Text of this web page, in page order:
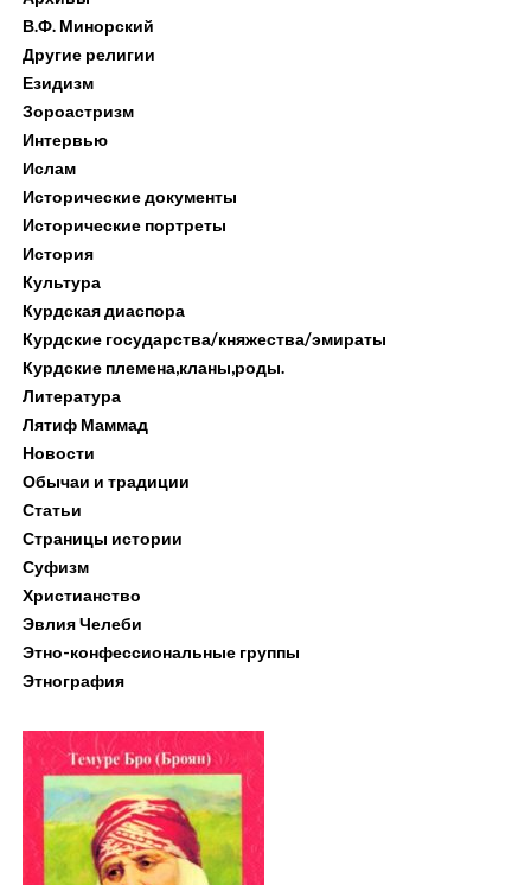
В.Ф. Минорский
Другие религии
Езидизм
Зороастризм
Интервью
Ислам
Исторические документы
Исторические портреты
История
Культура
Курдская диаспора
Курдские государства/княжества/эмираты
Курдские племена,кланы,роды.
Литература
Лятиф Маммад
Новости
Обычаи и традиции
Статьи
Страницы истории
Суфизм
Христианство
Эвлия Челеби
Этно-конфессиональные группы
Этнография